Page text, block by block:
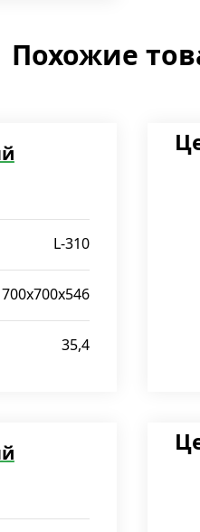
Похожие
L-310
700х700х546
35,4